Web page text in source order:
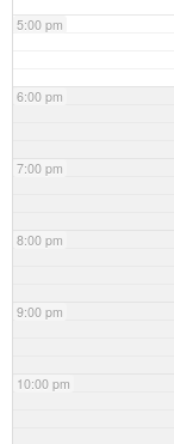
5:00 pm
6:00 pm
7:00 pm
8:00 pm
9:00 pm
10:00 pm